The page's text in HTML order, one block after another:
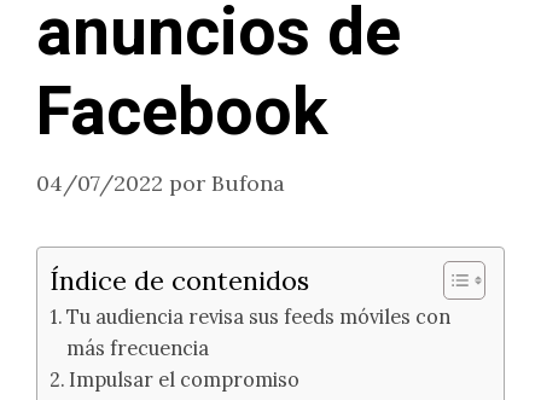
anuncios de
Facebook
04/07/2022 por Bufona
Índice de contenidos
Tu audiencia revisa sus feeds móviles con
más frecuencia
Impulsar el compromiso